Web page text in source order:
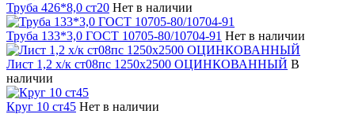
Труба 426*8,0 ст20 Нет в наличии
Труба 133*3,0 ГОСТ 10705-80/10704-91 Нет в наличии
Лист 1,2 х/к ст08пс 1250х2500 ОЦИНКОВАННЫЙ В
наличии
Круг 10 ст45 Нет в наличии